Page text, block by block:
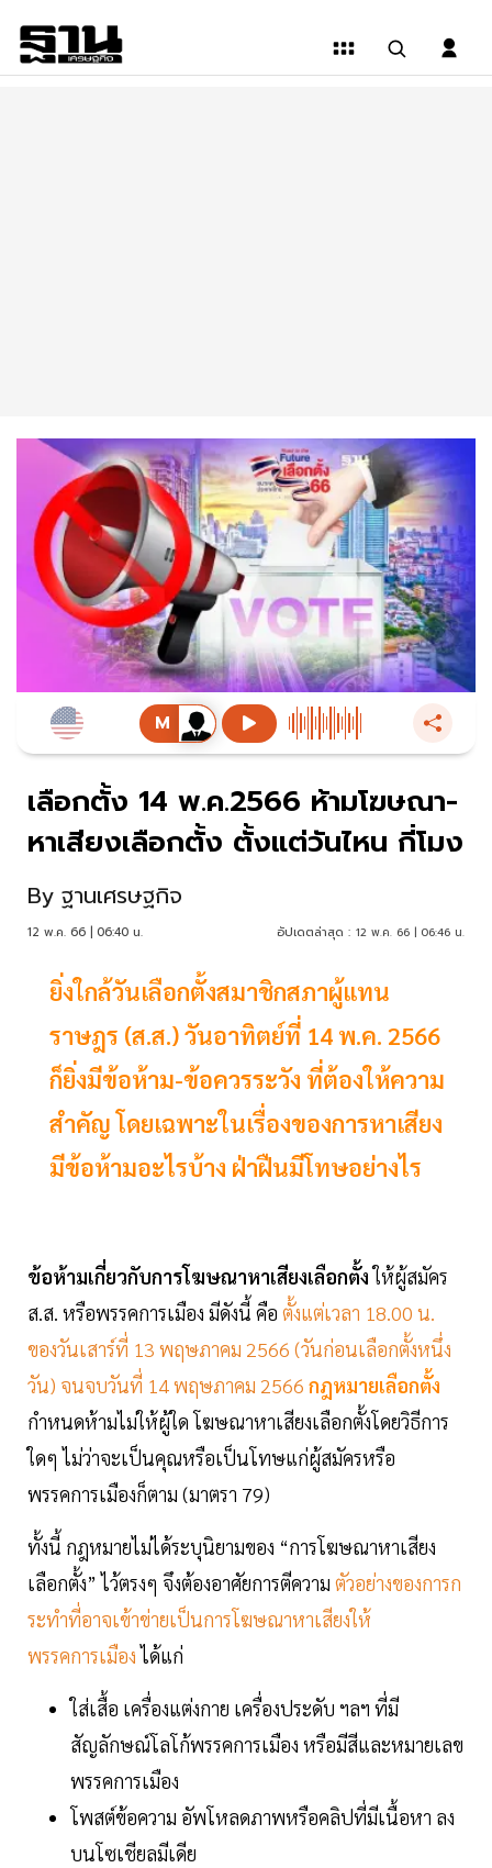
เลือกตั้ง 14 พ.ค.2566 ห้ามโฆษณา-
หาเสียงเลือกตั้ง ตั้งแต่วันไหน กี่โมง
By ฐานเศรษฐกิจ
12 พ.ค. 66 | 06:40 น. อัปเดตล่าสุด : 12 พ.ค. 66 | 06:46 น.
ยิ่งใกล้วันเลือกตั้งสมาชิกสภาผู้แทน
ราษฎร (ส.ส.) วันอาทิตย์ที่ 14 พ.ค. 2566
ก็ยิ่งมีข้อห้าม-ข้อควรระวัง ที่ต้องให้ความ
สำคัญ โดยเฉพาะในเรื่องของการหาเสียง
มีข้อห้ามอะไรบ้าง ฝ่าฝืนมีโทษอย่างไร
ข้อห้ามเกี่ยวกับการโฆษณาหาเสียงเลือกตั้งให้ผู้สมัคร
ส.ส. หรือพรรคการเมือง มีดังนี้ คือ ตั้งแต่เวลา 18.00 น.
ของวันเสาร์ที่ 13 พฤษภาคม 2566 (วันก่อนเลือกตั้งหนึ่ง
วัน) จนจบวันที่ 14 พฤษภาคม 2566 กฎหมายเลือกตั้ง
กำหนดห้ามไม่ให้ผู้ใด โฆษณาหาเสียงเลือกตั้งโดยวิธีการ
ใดๆ ไม่ว่าจะเป็นคุณหรือเป็นโทษแก่ผู้สมัครหรือ
พรรคการเมืองก็ตาม (มาตรา 79)
ทั้งนี้ กฎหมายไม่ได้ระบุนิยามของ “การโฆษณาหาเสียง
เลือกตั้ง” ไว้ตรงๆ จึงต้องอาศัยการตีความ ตัวอย่างของการก
ระทำที่อาจเข้าข่ายเป็นการโฆษณาหาเสียงให้
พรรคการเมืองได้แก่
ใส่เสื้อ เครื่องแต่งกาย เครื่องประดับ ฯลฯ ที่มี
สัญลักษณ์โลโก้พรรคการเมือง หรือมีสีและหมายเลข
พรรคการเมือง
โพสต์ข้อความ อัพโหลดภาพหรือคลิปที่มีเนื้อหา ลง
บนโซเชียลมีเดีย